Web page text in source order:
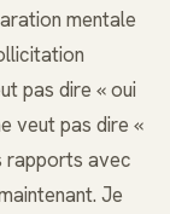
mentale
pas dire « oui
veut pas dire «
rapports avec
Je